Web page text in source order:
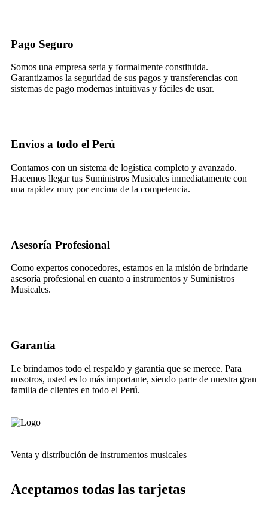
Pago Seguro
Somos una empresa seria y formalmente constituida.
Garantizamos la seguridad de sus pagos y transferencias con
sistemas de pago modernas intuitivas y fáciles de usar.
Envíos a todo el Perú
Contamos con un sistema de logística completo y avanzado.
Hacemos llegar tus Suministros Musicales inmediatamente con
una rapidez muy por encima de la competencia.
Asesoría Profesional
Como expertos conocedores, estamos en la misión de brindarte
asesoría profesional en cuanto a instrumentos y Suministros
Musicales.
Garantía
Le brindamos todo el respaldo y garantía que se merece. Para
nosotros, usted es lo más importante, siendo parte de nuestra gran
familia de clientes en todo el Perú.
Venta y distribución de instrumentos musicales
Aceptamos todas las tarjetas